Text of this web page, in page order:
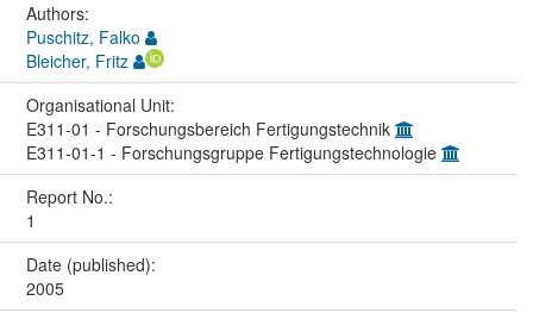
Authors:
Puschitz, Falko
Bleicher, Fritz
Organisational Unit:
E311-01 - Forschungsbereich Fertigungstechnik
E311-01-1 - Forschungsgruppe Fertigungstechnologie
Report No.:
1
Date (published):
2005